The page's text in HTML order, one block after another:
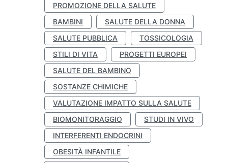
PROMOZIONE DELLA SALUTE
BAMBINI
SALUTE DELLA DONNA
SALUTE PUBBLICA
TOSSICOLOGIA
STILI DI VITA
PROGETTI EUROPEI
SALUTE DEL BAMBINO
SOSTANZE CHIMICHE
VALUTAZIONE IMPATTO SULLA SALUTE
BIOMONITORAGGIO
STUDI IN VIVO
INTERFERENTI ENDOCRINI
OBESITÀ INFANTILE